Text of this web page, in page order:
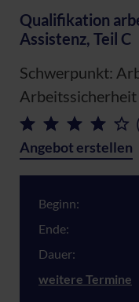
Qualifikation
Assistenz, Teil C
Schwerpunkt:
Arbeitssicherheit
Angebot erstellen
Beginn:
Ende:
Dauer:
weitere Termine